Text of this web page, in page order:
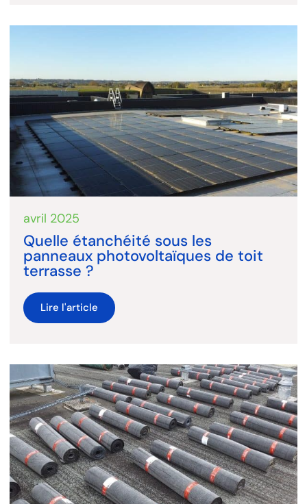
avril 2025
Quelle étanchéité sous les
panneaux photovoltaïques de toit
terrasse ?
Lire l'article